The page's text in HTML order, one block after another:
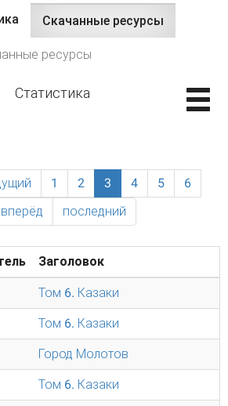
Скачанные ресурсы
вкладка)
ресурсы
Статистика
1 2 3 4 5
6
вперёд последний
Заголовок
Том 6. Казаки
Том 6. Казаки
Город Молотов
Том 6. Казаки